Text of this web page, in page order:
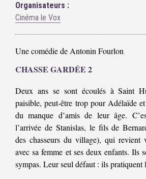
Organisateurs :
Cinéma le Vox
Une comédie de Antonin Fourlon
CHASSE GARDÉE 2
Deux ans se sont écoulés à Saint
paisible, peut-être trop pour Adélaïde
du manque d’amis de leur âge.
l’arrivée de Stanislas, le fils de
des chasseurs du village), qui revient
avec sa femme et ses deux enfants. Ils
sympas. Leur seul défaut : ils pratiquent